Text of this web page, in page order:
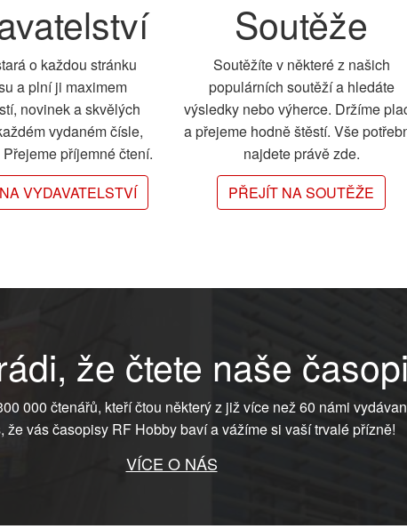
o každou stránku
a plní ji maximem
novinek a skvělých
vydaném čísle,
příjemné čtení.
VYDAVATELSTVÍ
Soutěže
Soutěžíte v některé z našich
populárních soutěží a hledáte
výsledky nebo výherce. Držíme
a přejeme hodně štěstí. Vše
najdete právě zde.
PŘEJÍT NA SOUTĚŽE
že čtete naše
000 čtenářů, kteří čtou některý z již více než 60 námi
že vás časopisy RF Hobby baví a vážíme si vaší trvalé přízně!
VÍCE O NÁS